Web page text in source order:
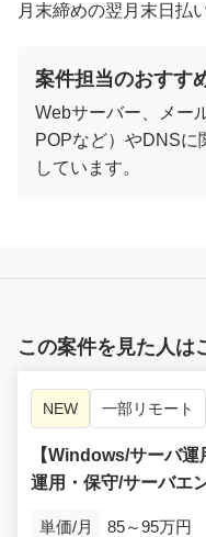
月末締めの翌月末日払
案件担当のおすす
Webサーバー、メー
POPなど）やDNSに
しています。
この案件を見た人は
NEW 一部リモート
【Windows/サーバ
運用・保守/サーバエ
単価/月
85～95万円